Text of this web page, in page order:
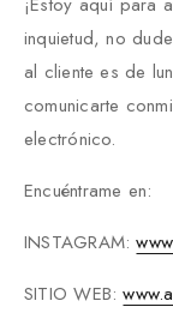
inquietud, no
al cliente es de
comunicarte
electrónico.
Encuéntrame en:
INSTAGRAM:
SITIO WEB: